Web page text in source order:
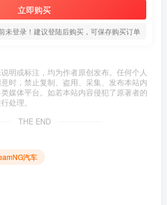
立即购买
未登录！建议登陆后购买，可保存购买订单
明或标注，均为作者原创发布。任何个人
时，禁止复制、盗用、采集、发布本站内
媒体平台。如若本站内容侵犯了原著者的
处理。
THE END
汽车